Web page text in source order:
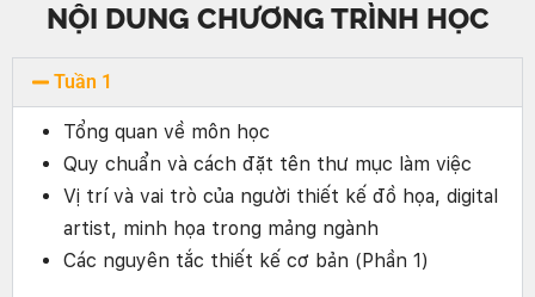
NỘI DUNG CHƯƠNG TRÌNH HỌC
Tuần 1
Tổng quan về môn học
Quy chuẩn và cách đặt tên thư mục làm việc
Vị trí và vai trò của người thiết kế đồ họa, digital
artist, minh họa trong mảng ngành
Các nguyên tắc thiết kế cơ bản (Phần 1)